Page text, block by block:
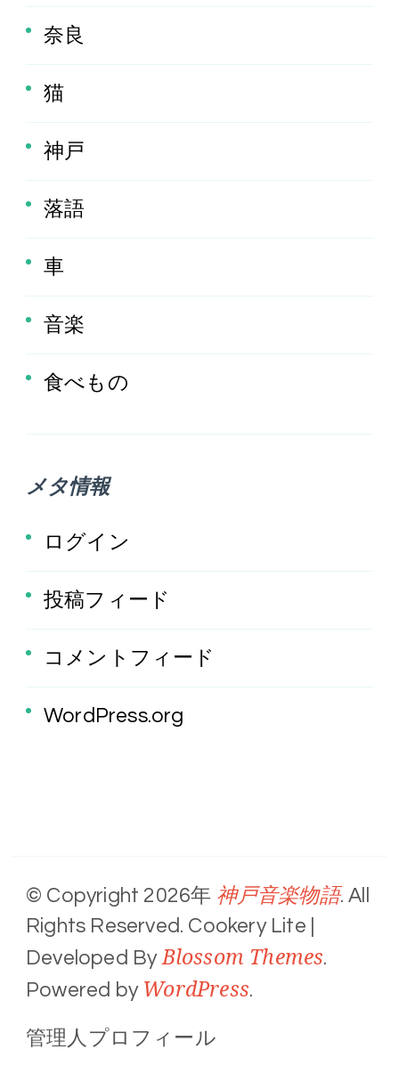
奈良
猫
神戸
落語
車
音楽
食べもの
メタ情報
ログイン
投稿フィード
コメントフィード
WordPress.org
© Copyright 2026年 神戸音楽物語. All
Rights Reserved. Cookery Lite |
Developed ByBlossom Themes.
Powered by WordPress.
管理人プロフィール